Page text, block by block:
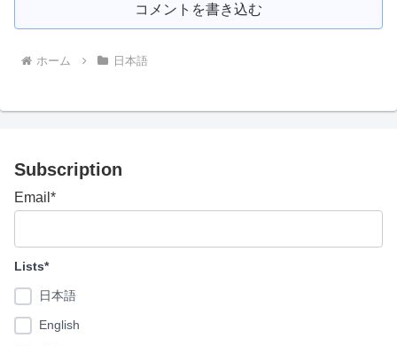
コメントを書き込む
ホーム 日本語
Subscription
Email*
Lists*
日本語
English